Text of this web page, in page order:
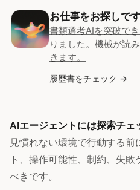
お仕事をお探しで
書類選考AIを突破でき
りました。機械が読
きます。
履歴書をチェック
AIエージェントには探索チェ
見慣れない環境で行動する前
ト、操作可能性、制約、失
べきです。